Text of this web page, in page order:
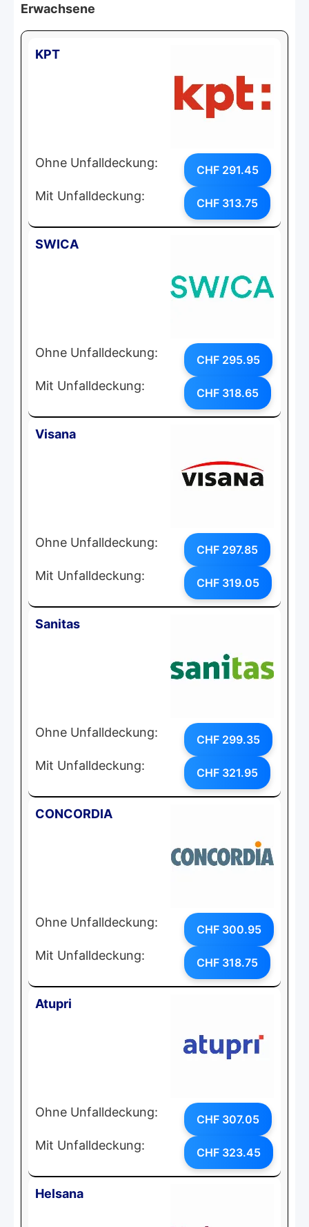
Erwachsene
KPT
Ohne Unfalldeckung: CHF 291.45
Mit Unfalldeckung: CHF 313.75
SWICA
Ohne Unfalldeckung: CHF 295.95
Mit Unfalldeckung: CHF 318.65
Visana
Ohne Unfalldeckung: CHF 297.85
Mit Unfalldeckung: CHF 319.05
Sanitas
Ohne Unfalldeckung: CHF 299.35
Mit Unfalldeckung: CHF 321.95
CONCORDIA
Ohne Unfalldeckung: CHF 300.95
Mit Unfalldeckung: CHF 318.75
Atupri
Ohne Unfalldeckung: CHF 307.05
Mit Unfalldeckung: CHF 323.45
Helsana